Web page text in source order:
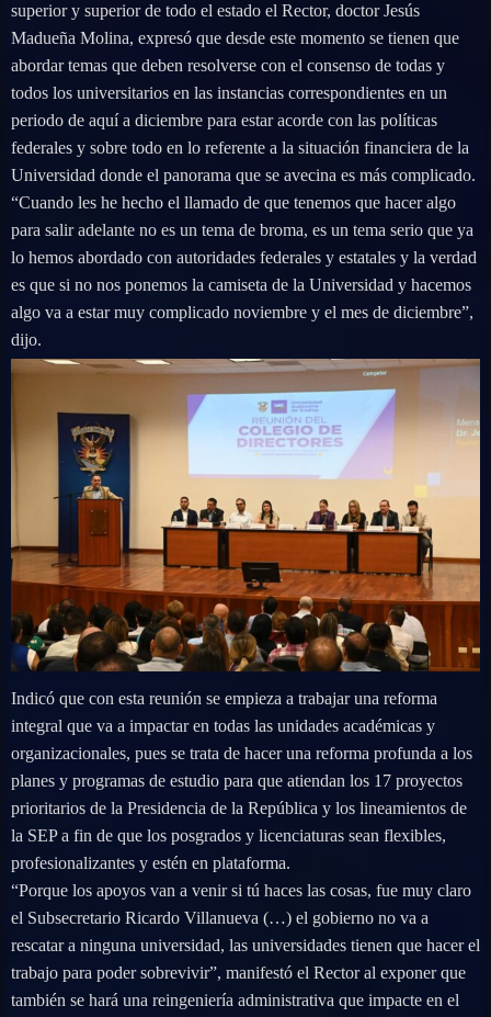
superior y superior de todo el estado el Rector, doctor Jesús
Madueña Molina, expresó que desde este momento se tienen que
abordar temas que deben resolverse con el consenso de todas y
todos los universitarios en las instancias correspondientes en un
periodo de aquí a diciembre para estar acorde con las políticas
federales y sobre todo en lo referente a la situación financiera de la
Universidad donde el panorama que se avecina es más complicado.
“Cuando les he hecho el llamado de que tenemos que hacer algo
para salir adelante no es un tema de broma, es un tema serio que ya
lo hemos abordado con autoridades federales y estatales y la verdad
es que si no nos ponemos la camiseta de la Universidad y hacemos
algo va a estar muy complicado noviembre y el mes de diciembre”,
dijo.
Indicó que con esta reunión se empieza a trabajar una reforma
integral que va a impactar en todas las unidades académicas y
organizacionales, pues se trata de hacer una reforma profunda a los
planes y programas de estudio para que atiendan los 17 proyectos
prioritarios de la Presidencia de la República y los lineamientos de
la SEP a fin de que los posgrados y licenciaturas sean flexibles,
profesionalizantes y estén en plataforma.
“Porque los apoyos van a venir si tú haces las cosas, fue muy claro
el Subsecretario Ricardo Villanueva (…) el gobierno no va a
rescatar a ninguna universidad, las universidades tienen que hacer el
trabajo para poder sobrevivir”, manifestó el Rector al exponer que
también se hará una reingeniería administrativa que impacte en el